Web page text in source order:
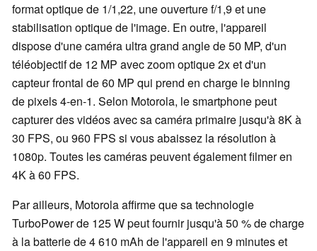
format optique de 1/1,22, une ouverture f/1,9 et une
stabilisation optique de l'image. En outre, l'appareil
dispose d'une caméra ultra grand angle de 50 MP, d'un
téléobjectif de 12 MP avec zoom optique 2x et d'un
capteur frontal de 60 MP qui prend en charge le binning
de pixels 4-en-1. Selon Motorola, le smartphone peut
capturer des vidéos avec sa caméra primaire jusqu'à 8K à
30 FPS, ou 960 FPS si vous abaissez la résolution à
1080p. Toutes les caméras peuvent également filmer en
4K à 60 FPS.
Par ailleurs, Motorola affirme que sa technologie
TurboPower de 125 W peut fournir jusqu'à 50 % de charge
à la batterie de 4 610 mAh de l'appareil en 9 minutes et